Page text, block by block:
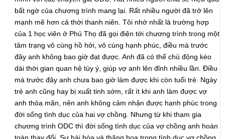
bất ngờ của chương trình mang lại. Rất nhiều người đã trở lên
mạnh mẽ hơn cả thời thanh niên. Tôi nhớ nhất là trường hợp
của 1 học viên ở Phú Thọ đã gọi điện tới chương trình trong một
tâm trạng vô cùng hồ hởi, vô cùng hạnh phúc, điều mà trước
đây anh không bao giờ đạt được. Anh đã có thể chủ động kéo
dài thời gian quan hệ tùy ý, giúp vợ anh lên đỉnh nhiều lần. Điều
mà trước đây anh chưa bao giờ làm được khi còn tuổi trẻ. Ngày
trẻ anh cũng hay bị xuất tinh sớm, rất ít khi anh làm được vợ
anh thỏa mãn, nên anh không cảm nhận được hạnh phúc trong
đời sống tình dục của hai vợ chồng. Nhưng từ khi tham gia
chương trình ODC thì đời sống tình dục của vợ chồng anh hoàn